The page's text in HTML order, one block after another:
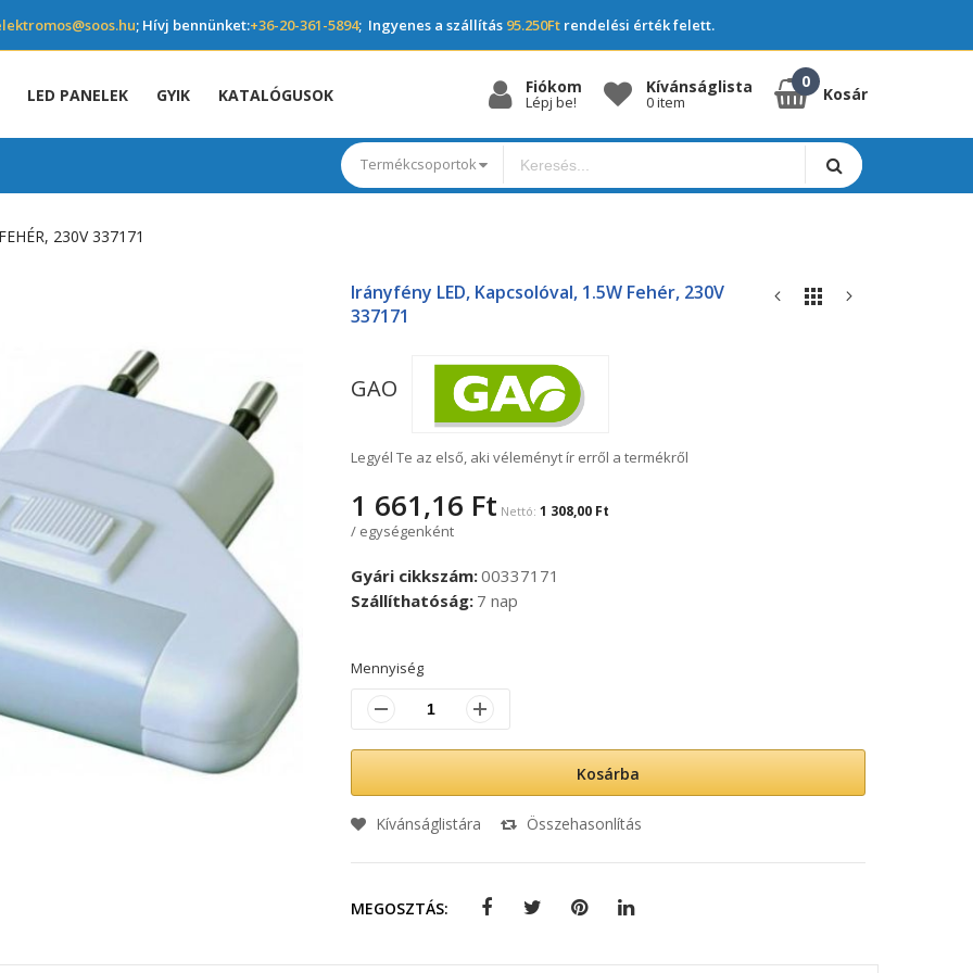
; Hívj bennünket:+36-20-361-5894; Ingyenes a szállítás 95.250Ft rendelési érték felett.
LED PANELEK GYIK KATALÓGUSOK Fiókom
Lépj be!
Kívánságlista
0 item Kosár
Termékcsoportok
230V 337171
Irányfény LED, Kapcsolóval, 1.5W Fehér, 230V
337171
GAO
Legyél Te az első, aki véleményt ír erről a termékről
1 661,16 Ft 1 308,00 Ft
/ egységenként
Gyári cikkszám 00337171
Szállíthatóság 7 nap
Mennyiség
Kosárba
Kívánságlistára Összehasonlítás
MEGOSZTÁS: